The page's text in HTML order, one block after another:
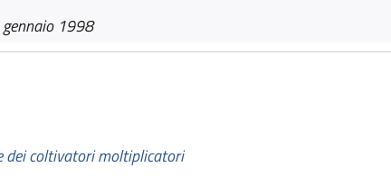
gennaio 1998
dei coltivatori moltiplicatori